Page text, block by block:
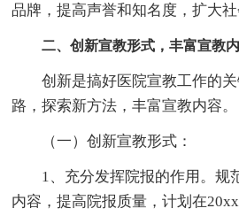
品牌，提高声誉和知名度，扩大社
二、创新宣教形式，丰富宣教
创新是搞好医院宣教工作的关
路，探索新方法，丰富宣教内容。
（一）创新宣教形式：
1、充分发挥院报的作用。规
内容，提高院报质量，计划在